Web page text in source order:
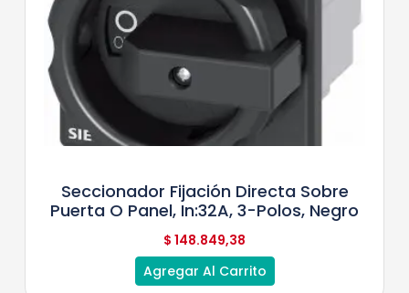
Seccionador Fijación Directa Sobre
Puerta O Panel, In:32A, 3-Polos, Negro
$ 148.849,38
Agregar Al Carrito